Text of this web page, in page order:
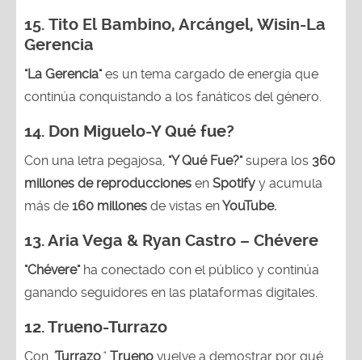
15. Tito El Bambino, Arcángel, Wisin-La
Gerencia
"La Gerencia"es un tema cargado de energía que
continúa conquistando a los fanáticos del género.
14. Don Miguelo-Y Qué fue?
Con una letra pegajosa, "Y Qué Fue?"supera los 360
millones de reproducciones en Spotify y acumula
más de 160 millones de vistas enYouTube.
13. Aria Vega & Ryan Castro – Chévere
"Chévere" ha conectado con el público y continúa
ganando seguidores en las plataformas digitales.
12.Trueno-Turrazo
Con "Turrazo", Trueno vuelve a demostrar por qué